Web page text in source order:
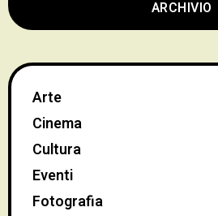
ARCHIVIO
Arte
Cinema
Cultura
Eventi
Fotografia